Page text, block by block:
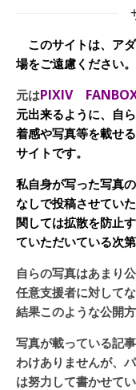
このサイトは、ア
場をご遠慮ください。
元はPIXIV FANBOX
元出来るように、自
着感や写真等を載せ
サイトです。
私自身が写った写真
なしで投稿させてい
関しては拡散を防止
ていただいている次第
自らの写真はあまり
任意支援者に対して
結果このような公開
写真が載っている記
わけありませんが、
は努力して書かせて